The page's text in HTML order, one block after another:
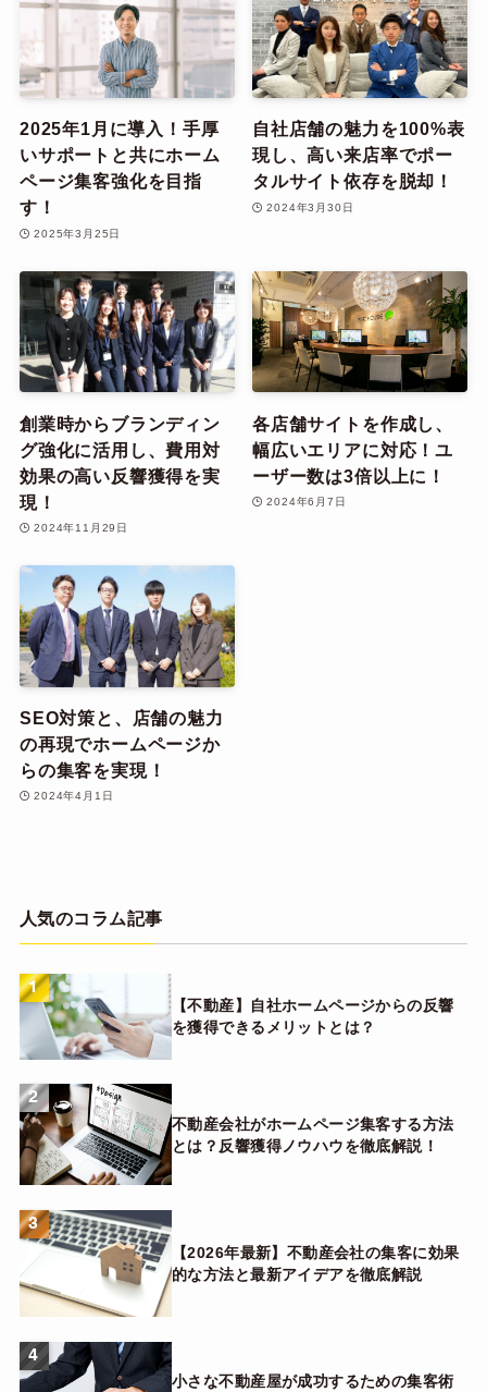
2025年1月に導入！手厚
いサポートと共にホーム
ページ集客強化を目指
す！
2025年3月25日
自社店舗の魅力を100%表
現し、高い来店率でポー
タルサイト依存を脱却！
2024年3月30日
創業時からブランディン
グ強化に活用し、費用対
効果の高い反響獲得を実
現！
2024年11月29日
各店舗サイトを作成し、
幅広いエリアに対応！ユ
ーザー数は3倍以上に！
2024年6月7日
SEO対策と、店舗の魅力
の再現でホームページか
らの集客を実現！
2024年4月1日
人気のコラム記事
1
【不動産】自社ホームページからの反響
を獲得できるメリットとは？
2
不動産会社がホームページ集客する方法
とは？反響獲得ノウハウを徹底解説！
3
【2026年最新】不動産会社の集客に効果
的な方法と最新アイデアを徹底解説
4
小さな不動産屋が成功するための集客術